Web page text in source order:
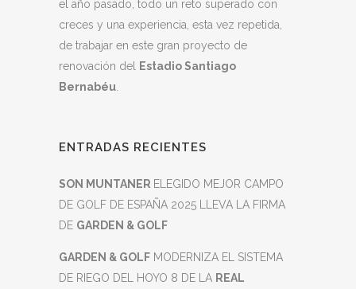
el año pasado, todo un reto superado con
creces y una experiencia, esta vez repetida,
de trabajar en este gran proyecto de
renovación del
Estadio Santiago
Bernabéu
ENTRADAS RECIENTES
SON MUNTANER ELEGIDO MEJOR CAMPO
DE GOLF DE ESPAÑA 2025 LLEVA LA FIRMA
DE GARDEN & GOLF
GARDEN & GOLF MODERNIZA EL SISTEMA
DE RIEGO DEL HOYO 8 DE LA REAL